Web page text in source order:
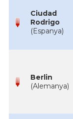
Ciudad
Rodrigo
(Espanya)
Berlin
(Alemanya)